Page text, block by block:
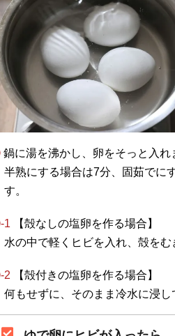
① 鍋に湯を沸かし、卵をそっと入れ
半熟にする場合は7分、固茹でに
す。
②-1 【殻なしの塩卵を作る場合】
水の中で軽くヒビを入れ、殻をむ
②-2 【殻付きの塩卵を作る場合】
何もせずに、そのまま冷水に浸